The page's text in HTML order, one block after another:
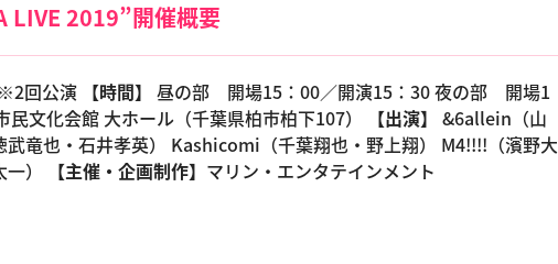
LIVE 2019”開催概要
回公演 【時間】 昼の部 開場15：00／開演15：30 夜の部 開場1
民文化会館 大ホール（千葉県柏市柏下107） 【出演】 &6allein（山
武竜也・石井孝英） Kashicomi（千葉翔也・野上翔） M4!!!!（濱野大
）
【主催・企画制作】 マリン・エンタテインメント